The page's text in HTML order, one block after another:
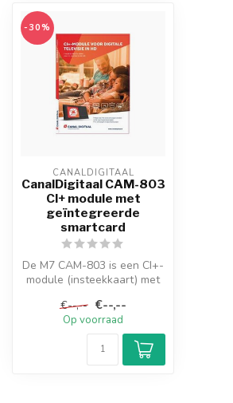
-30%
CANALDIGITAAL
CanalDigitaal CAM-803
CI+ module met
geïntegreerde
smartcard
De M7 CAM-803 is een CI+-
module (insteekkaart) met
een ...
€--,-- €--,--
Op voorraad